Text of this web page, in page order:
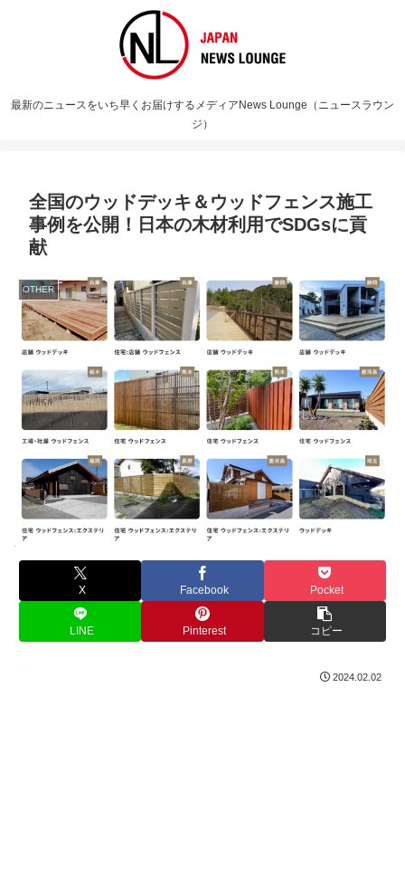
最新のニュースをいち早くお届けするメディアNews Lounge（ニュースラウン
ジ）
全国のウッドデッキ＆ウッドフェンス施工
事例を公開！日本の木材利用でSDGsに貢
献
OTHER
X Facebook Pocket
LINE Pinterest コピー
2024.02.02